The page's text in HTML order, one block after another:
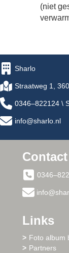
(niet
Sharlo
Straatweg 1,
0346–822124 \
info@sharlo.nl
Contact
Links
Foto album
Partners